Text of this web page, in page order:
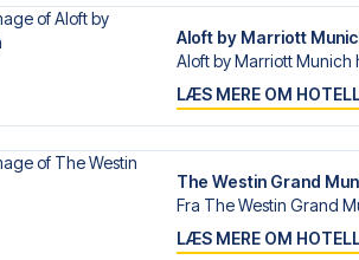
Aloft by Marriott
Aloft by Marriott Munich
LÆS MERE OM
The Westin Grand
Fra The Westin Grand
LÆS MERE OM